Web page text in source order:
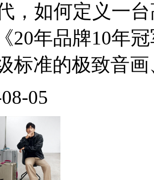
，如何定义一
20年品牌10年
标准的极致音画
05